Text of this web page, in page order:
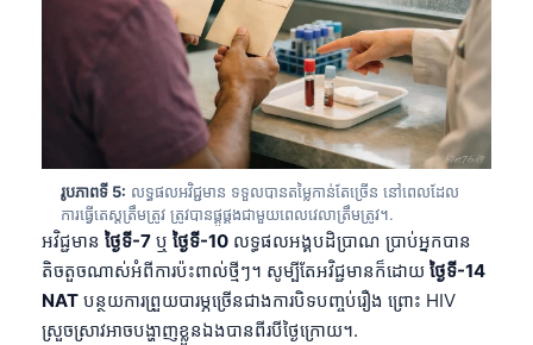
រូបភាពទី 5: លទ្ធផលអវិជ្ជមាន ទទួលបានតម្លៃកាន់តែច្រើន នៅពេលដែល
ការធ្វើតេស្តត្រឹមត្រូវ ត្រូវបានផ្គូផ្គងជាមួយពេលវេលាត្រឹមត្រូវ។.
អវិជ្ជមាន ថ្ងៃទី-7 ឬ ថ្ងៃទី-10 លទ្ធផលអង្គបដិប្រាណ ប្រាប់អ្នកបាន
តិចតួចណាស់អំពីការប៉ះពាល់ថ្មីៗ។ សូម្បីតែអវិជ្ជមានក៏ដោយ ថ្ងៃទី-14
NAT បន្ថយការព្រួយបារម្ភច្រើនជាងការបិទបញ្ចប់រឿង ព្រោះ HIV
ស្រួចស្រាវអាចបង្ហាញខ្លួនឯងបានពីរបីថ្ងៃក្រោយ។.